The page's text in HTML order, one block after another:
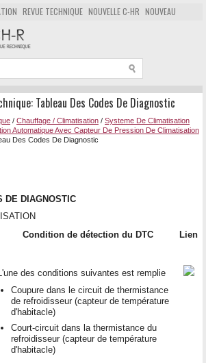
REVUE TECHNIQUE NOUVELLE C-HR NOUVEAU
CHERCHER
Tableau Des Codes De Diagnostic
/ Chauffage / Climatisation / Systeme De Climatisation
Automatique Avec Capteur De Pression De Climatisation
Des Codes De Diagnostic
DE DIAGNOSTIC
Condition de détection du DTC Lien
des conditions suivantes est remplie
Coupure dans le circuit de thermistance
de refroidisseur (capteur de température
d'habitacle)
Court-circuit dans la thermistance du
refroidisseur (capteur de température
d'habitacle)